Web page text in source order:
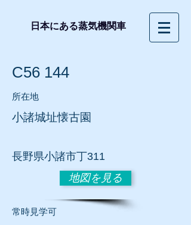
日本にある蒸気機関車
C56 144
所在地
小諸城址懐古園
長野県小諸市丁311
地図を見る
常時見学可